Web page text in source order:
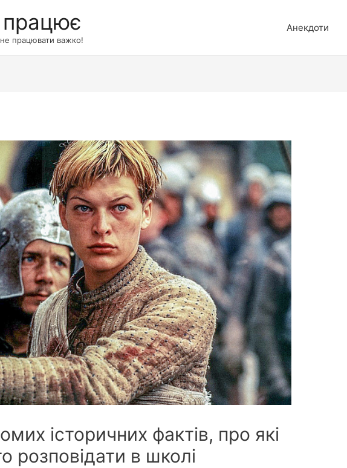
працювати важко!
Анекдоти
історичних фактів, про які
розповідати в школі